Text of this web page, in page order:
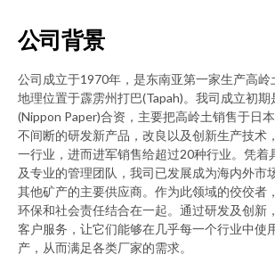
公司背景
公司成立于1970年，是东南亚第一家生产高岭
地理位置于霹雳州打巴(Tapah)。我司成立初期
(Nippon Paper)合资，主要把高岭土销售于日
不间断的研发新产品，改良以及创新生产技术
一行业，进而进军销售给超过20种行业。凭着
及专业的管理团队，我司已发展成为海内外市
其他矿产的主要供应商。作为此领域的佼佼者
环保和社会责任结合在一起。通过研发及创新
客户服务，让它们能够在几乎每一个行业中使
产，从而满足各类厂家的需求。